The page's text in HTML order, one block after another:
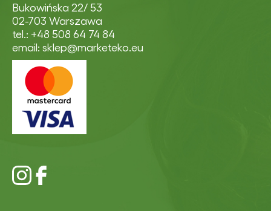
Bukowińska 22/ 53
02-703 Warszawa
tel.: +48 508 64 74 84
email: sklep@marketeko.eu